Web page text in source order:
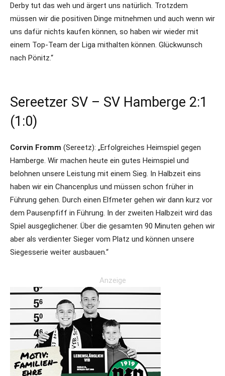
Derby tut das weh und ärgert uns natürlich. Trotzdem
müssen wir die positiven Dinge mitnehmen und auch wenn wir
uns dafür nichts kaufen können, so haben wir wieder mit
einem Top-Team der Liga mithalten können. Glückwunsch
nach Pönitz.“
Sereetzer SV – SV Hamberge 2:1
(1:0)
Corvin Fromm (Sereetz): „Erfolgreiches Heimspiel gegen
Hamberge. Wir machen heute ein gutes Heimspiel und
belohnen unsere Leistung mit einem Sieg. In Halbzeit eins
haben wir ein Chancenplus und müssen schon früher in
Führung gehen. Durch einen Elfmeter gehen wir dann kurz vor
dem Pausenpfiff in Führung. In der zweiten Halbzeit wird das
Spiel ausgeglichener. Über die gesamten 90 Minuten gehen wir
aber als verdienter Sieger vom Platz und können unsere
Siegesserie weiter ausbauen.“
Anzeige